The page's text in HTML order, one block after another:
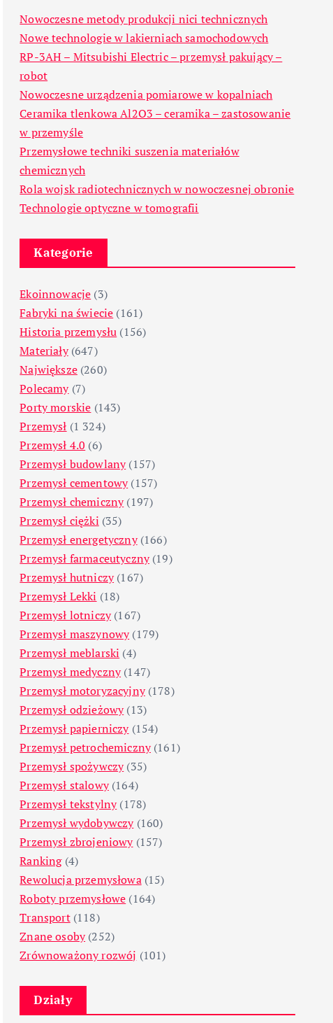
Nowoczesne metody produkcji nici technicznych
Nowe technologie w lakierniach samochodowych
RP-3AH – Mitsubishi Electric – przemysł pakujący –
robot
Nowoczesne urządzenia pomiarowe w kopalniach
Ceramika tlenkowa Al2O3 – ceramika – zastosowanie
w przemyśle
Przemysłowe techniki suszenia materiałów
chemicznych
Rola wojsk radiotechnicznych w nowoczesnej obronie
Technologie optyczne w tomografii
Kategorie
Ekoinnowacje (3)
Fabryki na świecie (161)
Historia przemysłu (156)
Materiały(647)
Największe(260)
Polecamy(7)
Porty morskie (143)
Przemysł (1 324)
Przemysł 4.0 (6)
Przemysł budowlany(157)
Przemysł cementowy(157)
Przemysł chemiczny(197)
Przemysł ciężki (35)
Przemysł energetyczny(166)
Przemysł farmaceutyczny(19)
Przemysł hutniczy(167)
Przemysł Lekki (18)
Przemysł lotniczy(167)
Przemysł maszynowy(179)
Przemysł meblarski (4)
Przemysł medyczny(147)
Przemysł motoryzacyjny(178)
Przemysł odzieżowy(13)
Przemysł papierniczy(154)
Przemysł petrochemiczny(161)
Przemysł spożywczy(35)
Przemysł stalowy(164)
Przemysł tekstylny(178)
Przemysł wydobywczy(160)
Przemysł zbrojeniowy(157)
Ranking(4)
Rewolucja przemysłowa(15)
Roboty przemysłowe (164)
Transport(118)
Znane osoby(252)
Zrównoważony rozwój (101)
Działy